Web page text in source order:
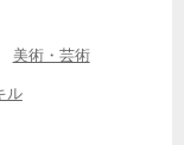
美術・芸術
ル